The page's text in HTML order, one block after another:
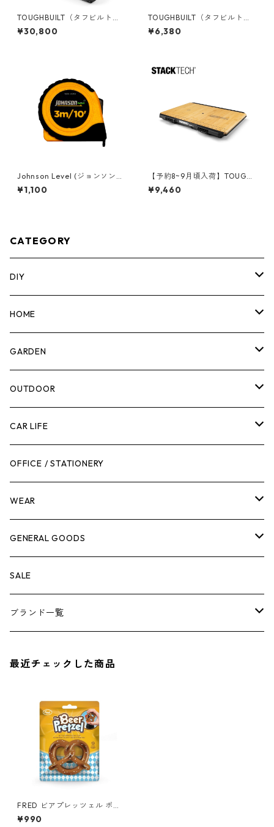
TOUGHBUILT（タフビルト）S
TACK TECH(スタックテック)
ウィールツールボックス70 TB
¥30,800
TOUGHBUILT（タフビルト）S
TACK TECH(スタックテック)
コンバージョンアダプター（2
¥6,380
Johnson Level (ジョンソンレ
ベル) 3m メジャースケール
[インチ/メトリック併記] 1828
¥1,100
【予約8~9月頃入荷】TOUGHB
UILT（タフビルト）STACK TE
CH(スタックテック) ワークト
¥9,460
CATEGORY
DIY
マーカー
計測機器
腰袋・ツールホルスター
工具箱
作業台
脚立
ケミカル
その他
HOME
5ガロンバケツ
キッチン
日用品
ボディケア
GARDEN
剪定ばさみ
ガーデンツール
ガーデンチェア
キャビネット・ツールハンガー
冬季用品
その他
OUTDOOR
スツール
バンジーバンド
ストレージボックス
クーラーボックス
ナイフ
CAR LIFE
メンテナンスグッズ
車内グッズ
車外グッズ
芳香剤
OFFICE / STATIONERY
WEAR
トップス
ボトムス
アンダーウェア
グローブ
GENERAL GOODS
ウォレット
エアーフレッシュナー
SALE
ブランド一覧
BEHRENS
最近チェックした商品
FRED ビアプレッツェル ボト
ルオープナー&クリップ 999
¥990